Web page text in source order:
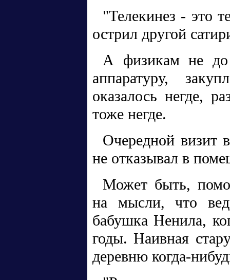
"Телекинез - это
острил другой
А физикам не до
аппаратуру,
оказалось негде,
тоже негде.
Очередной визит
не отказывал в
Может быть,
на мысли, что
бабушка Ненила,
годы. Наивная
деревню когда-